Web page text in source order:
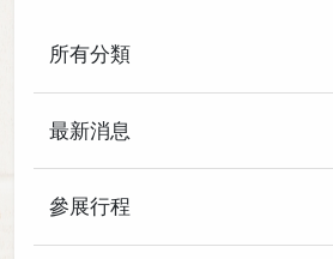
所有分類
最新消息
參展行程